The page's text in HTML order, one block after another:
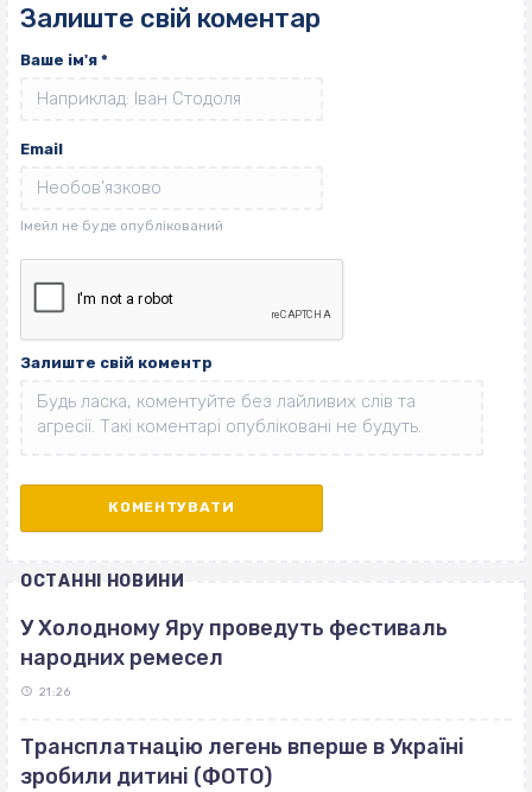
Залиште свій коментар
Ваше ім'я *
Email
Залиште свій коментр
ОСТАННІ НОВИНИ
У Холодному Яру проведуть фестиваль
народних ремесел
21:26
Трансплатнацію легень вперше в Україні
зробили дитині (ФОТО)